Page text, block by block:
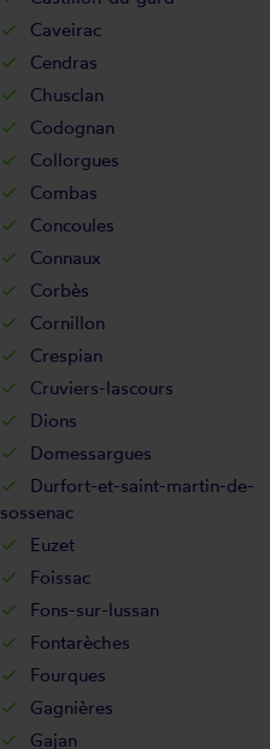
Caveirac
Cendras
Chusclan
Codognan
Collorgues
Combas
Concoules
Connaux
Corbès
Cornillon
Crespian
Cruviers-lascours
Dions
Domessargues
Durfort-et-saint-martin-de-
sossenac
Euzet
Foissac
Fons-sur-lussan
Fontarèches
Fourques
Gagnières
Gajan